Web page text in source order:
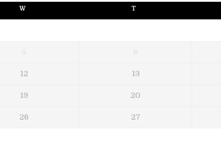
W T
5 6
12 13
19 20
26 27